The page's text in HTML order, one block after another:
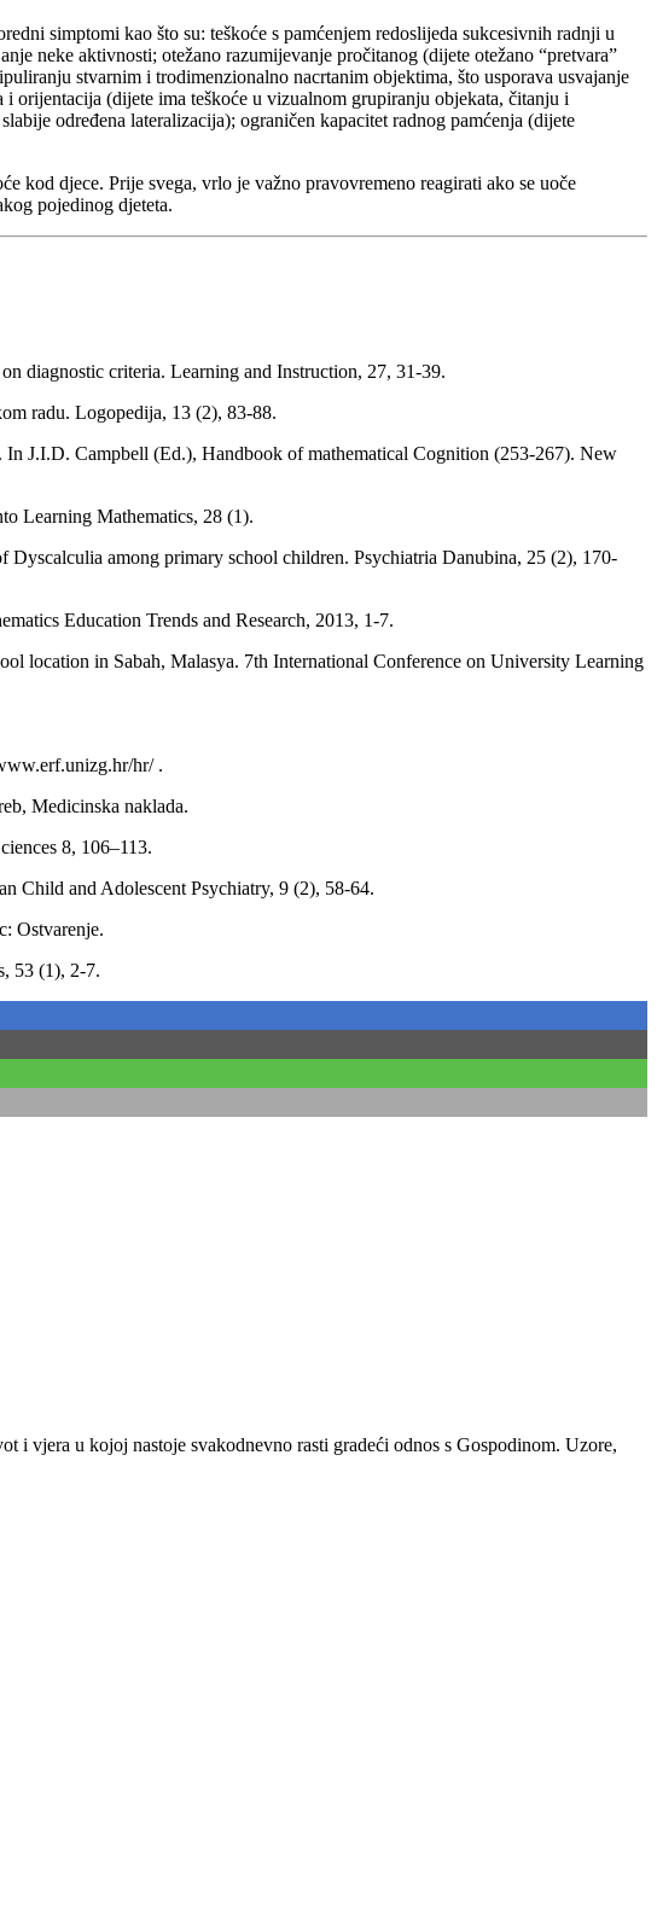
simptomi kao što su: teškoće s pamćenjem redoslijeda sukcesivnih radnji u
neke aktivnosti; otežano razumijevanje pročitanog (dijete otežano “pretvara”
stvarnim i trodimenzionalno nacrtanim objektima, što usporava usvajanje
orijentacija (dijete ima teškoće u vizualnom grupiranju objekata, čitanju i
određena lateralizacija); ograničen kapacitet radnog pamćenja (dijete
kod djece. Prije svega, vrlo je važno pravovremeno reagirati ako se uoče
pojedinog djeteta.
diagnostic criteria. Learning and Instruction, 27, 31-39.
radu. Logopedija, 13 (2), 83-88.
J.I.D. Campbell (Ed.), Handbook of mathematical Cognition (253-267). New
Learning Mathematics, 28 (1).
among primary school children. Psychiatria Danubina, 25 (2), 170-
Education Trends and Research, 2013, 1-7.
location in Sabah, Malasya. 7th International Conference on University Learning
hr/ .
Medicinska naklada.
8, 106–113.
Child and Adolescent Psychiatry, 9 (2), 58-64.
Ostvarenje.
53 (1), 2-7.
vjera u kojoj nastoje svakodnevno rasti gradeći odnos s Gospodinom. Uzore,